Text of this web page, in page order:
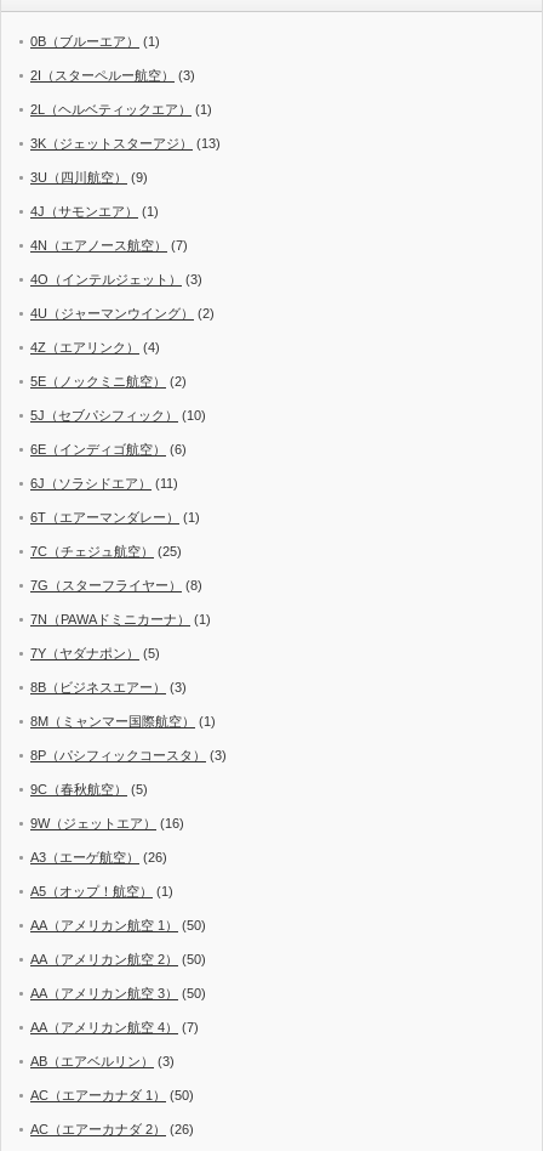
0B（ブルーエア） (1)
2I（スターペルー航空） (3)
2L（ヘルベティックエア） (1)
3K（ジェットスターアジ） (13)
3U（四川航空） (9)
4J（サモンエア） (1)
4N（エアノース航空） (7)
4O（インテルジェット） (3)
4U（ジャーマンウイング） (2)
4Z（エアリンク） (4)
5E（ノックミニ航空） (2)
5J（セブパシフィック） (10)
6E（インディゴ航空） (6)
6J（ソラシドエア） (11)
6T（エアーマンダレー） (1)
7C（チェジュ航空） (25)
7G（スターフライヤー） (8)
7N（PAWAドミニカーナ） (1)
7Y（ヤダナポン） (5)
8B（ビジネスエアー） (3)
8M（ミャンマー国際航空） (1)
8P（パシフィックコースタ） (3)
9C（春秋航空） (5)
9W（ジェットエア） (16)
A3（エーゲ航空） (26)
A5（オップ！航空） (1)
AA（アメリカン航空 1） (50)
AA（アメリカン航空 2） (50)
AA（アメリカン航空 3） (50)
AA（アメリカン航空 4） (7)
AB（エアベルリン） (3)
AC（エアーカナダ 1） (50)
AC（エアーカナダ 2） (26)